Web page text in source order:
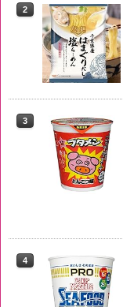
2
3
4
4
2
3
4